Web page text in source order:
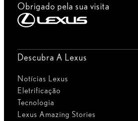
Obrigado pela sua visita
Descubra A Lexus
Notícias Lexus
Eletrificação
Tecnologia
Lexus Amazing Stories